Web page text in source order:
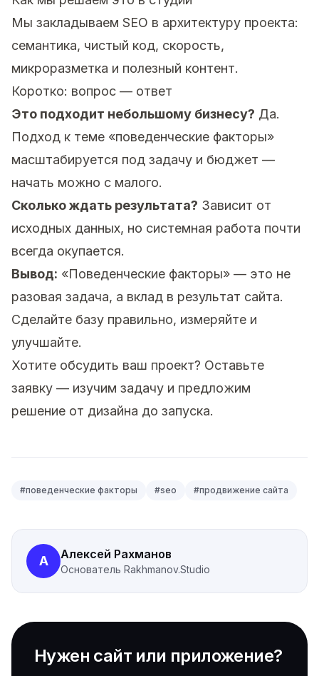
Мы закладываем SEO в архитектуру проекта:
семантика, чистый код, скорость,
микроразметка и полезный контент.
Коротко: вопрос — ответ
Это подходит небольшому бизнесу? Да.
Подход к теме «поведенческие факторы»
масштабируется под задачу и бюджет —
начать можно с малого.
Сколько ждать результата? Зависит от
исходных данных, но системная работа почти
всегда окупается.
Вывод: «Поведенческие факторы» — это не
разовая задача, а вклад в результат сайта.
Сделайте базу правильно, измеряйте и
улучшайте.
Хотите обсудить ваш проект? Оставьте
заявку — изучим задачу и предложим
решение от дизайна до запуска.
#поведенческие факторы #seo #продвижение сайта
А Алексей Рахманов
Основатель Rakhmanov.Studio
Нужен сайт или приложение?